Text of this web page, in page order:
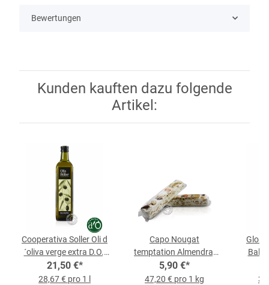
Bewertungen
Kunden kauften dazu folgende
Artikel:
Cooperativa Soller Oli d
´oliva verge extra D.O.,
0,75-l-Flasche
21,50 €*
28,67 € pro 1 l
Capo Nougat
temptation Almendra,
125-g-Packung
5,90 €*
47,20 € pro 1 kg